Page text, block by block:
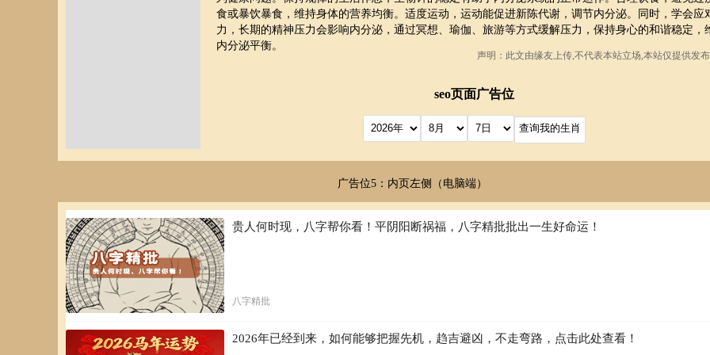
食或暴饮暴食，维持身体的营养均衡。适度运动，运动能促进新陈代谢，调节内分泌。同时，学会应
力，长期的精神压力会影响内分泌，通过冥想、瑜伽、旅游等方式缓解压力，保持身心的和谐稳定，
内分泌平衡。
声明：此文由缘友上传,不代表本站立场,本站仅提供发
seo页面广告位
广告位5：内页左侧（电脑端）
贵人何时现，八字帮你看！平阴阳断祸福，八字精批批出一生好命运！
八字精批
2026年已经到来，如何能够把握先机，趋吉避凶，不走弯路，点击此处查看！